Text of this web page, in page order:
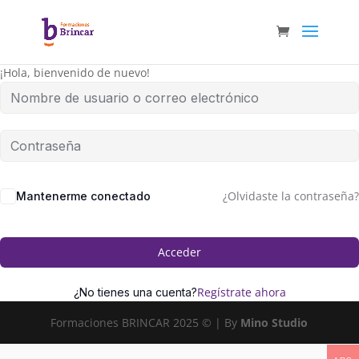
¡Hola, bienvenido de nuevo!
Mantenerme conectado ¿Olvidaste la contraseña?
Acceder
¿No tienes una cuenta?Regístrate ahora
Formaciones BRINCAR 2025 © | By Mino Studio